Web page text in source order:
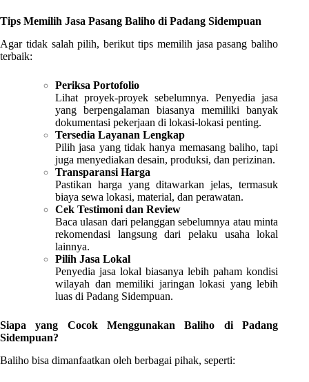
Tips Memilih Jasa Pasang Baliho di Padang Sidempuan
Agar tidak salah pilih, berikut tips memilih jasa pasang baliho
terbaik:
Periksa Portofolio
Lihat proyek-proyek sebelumnya. Penyedia jasa
yang berpengalaman biasanya memiliki banyak
dokumentasi pekerjaan di lokasi-lokasi penting.
Tersedia Layanan Lengkap
Pilih jasa yang tidak hanya memasang baliho, tapi
juga menyediakan desain, produksi, dan perizinan.
Transparansi Harga
Pastikan harga yang ditawarkan jelas, termasuk
biaya sewa lokasi, material, dan perawatan.
Cek Testimoni dan Review
Baca ulasan dari pelanggan sebelumnya atau minta
rekomendasi langsung dari pelaku usaha lokal
lainnya.
Pilih Jasa Lokal
Penyedia jasa lokal biasanya lebih paham kondisi
wilayah dan memiliki jaringan lokasi yang lebih
luas di Padang Sidempuan.
Siapa yang Cocok Menggunakan Baliho di Padang
Sidempuan?
Baliho bisa dimanfaatkan oleh berbagai pihak, seperti: